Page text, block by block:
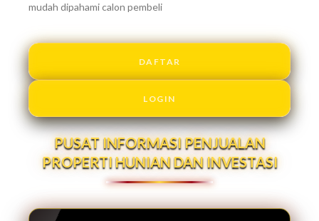
mudah dipahami calon pembeli
DAFTAR
LOGIN
PUSAT INFORMASI PENJUALAN
PROPERTI HUNIAN DAN INVESTASI